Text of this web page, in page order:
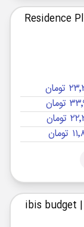
| ibis budget